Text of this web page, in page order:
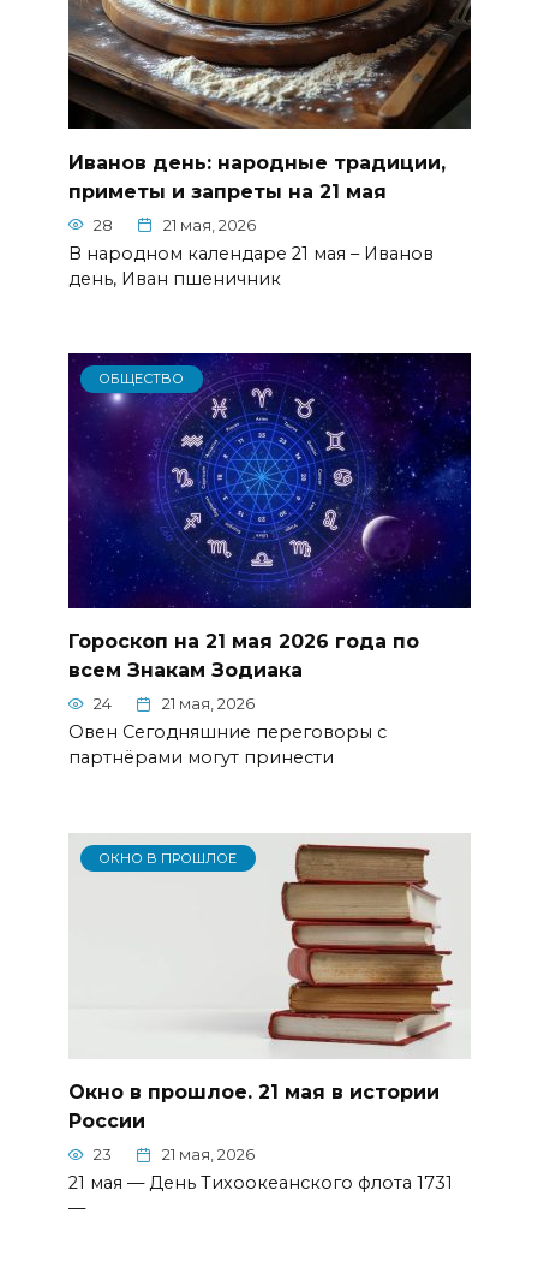
Иванов день: народные традиции,
приметы и запреты на 21 мая
28 21 мая, 2026
В народном календаре 21 мая – Иванов
день, Иван пшеничник
ОБЩЕСТВО
Гороскоп на 21 мая 2026 года по
всем Знакам Зодиака
24 21 мая, 2026
Овен Сегодняшние переговоры с
партнёрами могут принести
ОКНО В ПРОШЛОЕ
Окно в прошлое. 21 мая в истории
России
23 21 мая, 2026
21 мая — День Тихоокеанского флота 1731
—